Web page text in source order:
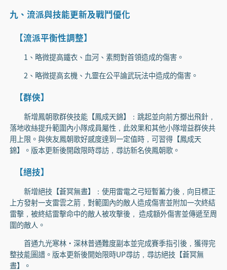
九、流派與技能更新及戰鬥優化
【流派平衡性調整】
1、略微提高鐵衣、血河、素問對首領造成的傷害。
2、略微提高玄機、九靈在公平論武玩法中造成的傷害。
【群俠】
新增鳳朝歌群俠技能【鳳成天錦】：跳起並向前方擲出飛針，
落地收絲提升範圍內小隊成員屬性，此效果和其他小隊增益群俠共
用上限。與俠友鳳朝歌好感度達到一定值時，可習得【鳳成天
錦】。版本更新後開啟限時尋訪，尋訪新名俠鳳朝歌。
【絕技】
新增絕技【蒼冥無晝】：使用雷電之弓短暫蓄力後，向目標正
上方發射一支雷雲之箭，對範圍內的敵人造成傷害並附加一次終結
雷擊，被終結雷擊命中的敵人被攻擊後， 造成額外傷害並傳遞至周
圍的敵人。
首通九光寒林·深林普通難度副本並完成賽季指引後，獲得完
整技能圖譜。版本更新後開始限時UP尋訪，尋訪絕技【蒼冥無
晝】。